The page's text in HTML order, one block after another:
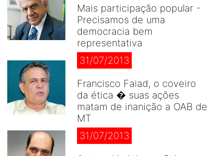
Mais participação popular -
Precisamos de uma
democracia bem
representativa
31/07/2013
Francisco Faiad, o coveiro
da ética � suas ações
matam de inanição a OAB de
MT
31/07/2013